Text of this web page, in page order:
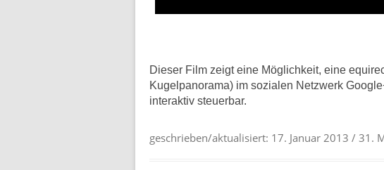
Dieser Film zeigt eine Möglichkeit, eine
Kugelpanorama) im sozialen Netzwerk
interaktiv steuerbar.
geschrieben/aktualisiert: 17. Januar 2013 / 31.